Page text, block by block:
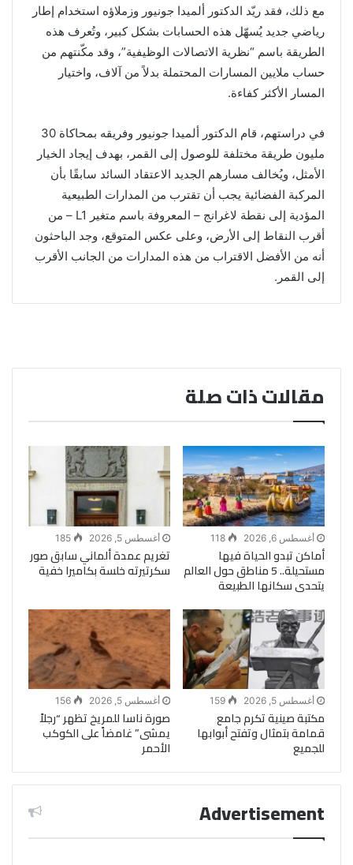
مع ذلك، فقد ريّد الدكتور ألميدا جونيور وزملاؤه استخدام إطار
رياضي جديد يُسهّل هذه الحسابات بشكل كبير، وتُعرف هذه
الطريقة باسم “نظرية الاتصالات الوظيفية”، وقد مكّنتهم من
حساب ملايين المسارات المحتملة بدلاً من آلاف، واختيار
المسار الأكثر كفاءة.
في دراستهم، قام الدكتور ألميدا جونيور وفريقه بمحاكاة 30
مليون طريقة مختلفة للوصول إلى القمر، بهدف إيجاد الخيار
الأمثل، ويُخالف مسارهم الجديد الاعتقاد السائد سابقًا بأن
المركبة الفضائية يجب أن تقترب من المدارات الطبيعية
المؤدية إلى نقطة لاغرانج – المعروفة باسم متغير L1 – من
أقرب النقاط إلى الأرض، وعلى عكس المتوقع، وجد الباحثون
أنه من الأفضل الاقتراب من هذه المدارات من الجانب الأقرب
إلى القمر.
مقالات ذات صلة
أغسطس 6, 2026 118
أماكن تبدو الحياة فيها
مستحيلة.. 5 مناطق حول العالم
يتحدى سكانها الطبيعة
أغسطس 5, 2026 185
تغريم عمدة ألماني سابق صور
سكرتيرته خلسة بكاميرا خفية
أغسطس 5, 2026 159
مكتبة صينية تكرم جامع
قمامة بتمثال وتفتح أبوابها
للجميع
أغسطس 5, 2026 156
صورة ناسا للمريخ تظهر “رجلاً
يمشى” غامضاً على الكوكب
الأحمر
Advertisement